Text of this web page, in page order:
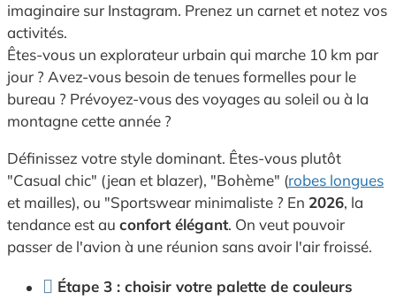
imaginaire sur Instagram. Prenez un carnet et notez vos
activités.
Êtes-vous un explorateur urbain qui marche 10 km par
jour ? Avez-vous besoin de tenues formelles pour le
bureau ? Prévoyez-vous des voyages au soleil ou à la
montagne cette année ?
Définissez votre style dominant. Êtes-vous plutôt
"Casual chic" (jean et blazer), "Bohème" (robes longues
et mailles), ou "Sportswear minimaliste ? En 2026, la
tendance est au confort élégant. On veut pouvoir
passer de l'avion à une réunion sans avoir l'air froissé.
Étape 3 : choisir votre palette de couleurs